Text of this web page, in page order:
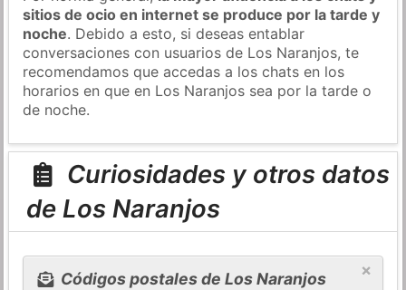
sitios de ocio en internet se produce por la tarde y
noche. Debido a esto, si deseas entablar
conversaciones con usuarios de Los Naranjos, te
recomendamos que accedas a los chats en los
horarios en que en Los Naranjos sea por la tarde o
de noche.
Curiosidades y otros datos
de Los Naranjos
×
Códigos postales de Los Naranjos